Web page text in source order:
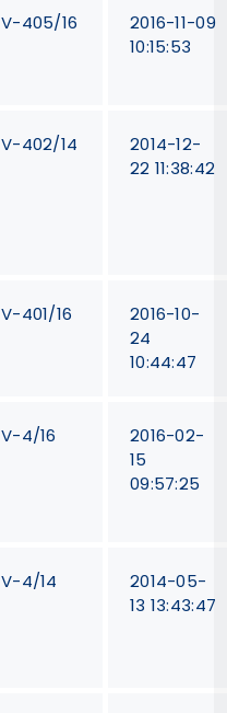
V-405/16
2016-11-09
10:15:53
V-402/14
2014-12-
22 11:38:42
V-401/16
2016-10-
24
10:44:47
V-4/16
2016-02-
15
09:57:25
V-4/14
2014-05-
13 13:43:47